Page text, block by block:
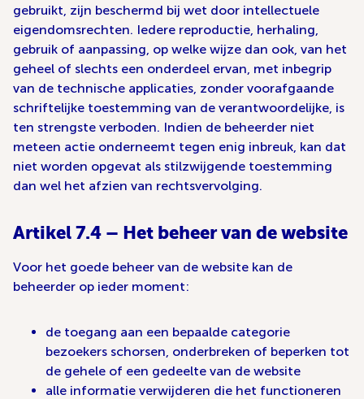
gebruikt, zijn beschermd bij wet door intellectuele
eigendomsrechten. Iedere reproductie, herhaling,
gebruik of aanpassing, op welke wijze dan ook, van het
geheel of slechts een onderdeel ervan, met inbegrip
van de technische applicaties, zonder voorafgaande
schriftelijke toestemming van de verantwoordelijke, is
ten strengste verboden. Indien de beheerder niet
meteen actie onderneemt tegen enig inbreuk, kan dat
niet worden opgevat als stilzwijgende toestemming
dan wel het afzien van rechtsvervolging.
Artikel 7.4 – Het beheer van de website
Voor het goede beheer van de website kan de
beheerder op ieder moment:
de toegang aan een bepaalde categorie
bezoekers schorsen, onderbreken of beperken tot
de gehele of een gedeelte van de website
alle informatie verwijderen die het functioneren